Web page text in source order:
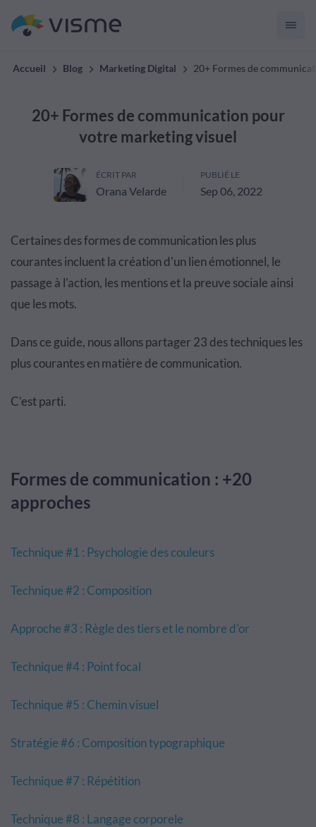
Accueil Blog Marketing Digital 20+ Formes de
20+ Formes de communication pour
votre marketing visuel
ÉCRIT PAR
Orana Velarde
PUBLIÉ LE
Sep 06, 2022
Certaines des formes de communication les plus
courantes incluent la création d'un lien émotionnel, le
passage à l'action, les mentions et la preuve sociale ainsi
que les mots.
Dans ce guide, nous allons partager 23 des techniques les
plus courantes en matière de communication.
C’est parti.
Formes de communication : +20
approches
Technique #1 : Psychologie des couleurs
Technique #2 : Composition
Approche #3 : Règle des tiers et le nombre d'or
Technique #4 : Point focal
Technique #5 : Chemin visuel
Stratégie #6 : Composition typographique
Technique #7 : Répétition
Technique #8 : Langage corporele